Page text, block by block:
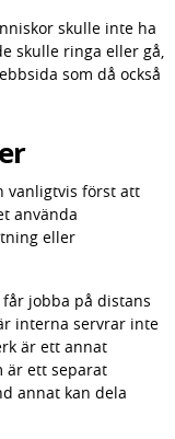
skulle inte ha
skulle ringa eller gå,
som då också
vanligtvis först att
använda
eller
jobba på distans
interna servrar inte
är ett annat
är ett separat
annat kan dela